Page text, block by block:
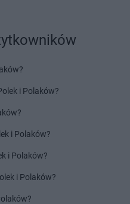
i Polaków?
i Polaków?
i Polaków?
i Polaków?